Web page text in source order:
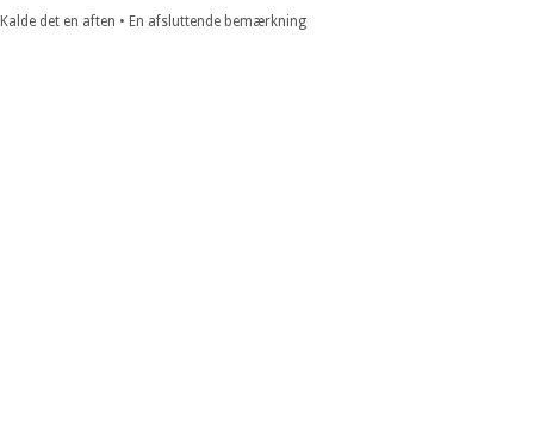
Kalde det en aften • En afsluttende bemærkning